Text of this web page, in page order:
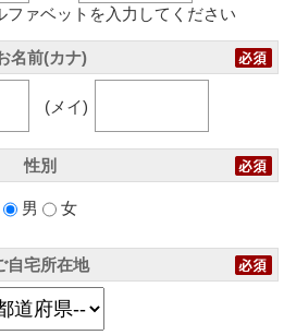
ファベットを入力してください
名前(カナ)
(メイ)
性別
男 女
自宅所在地